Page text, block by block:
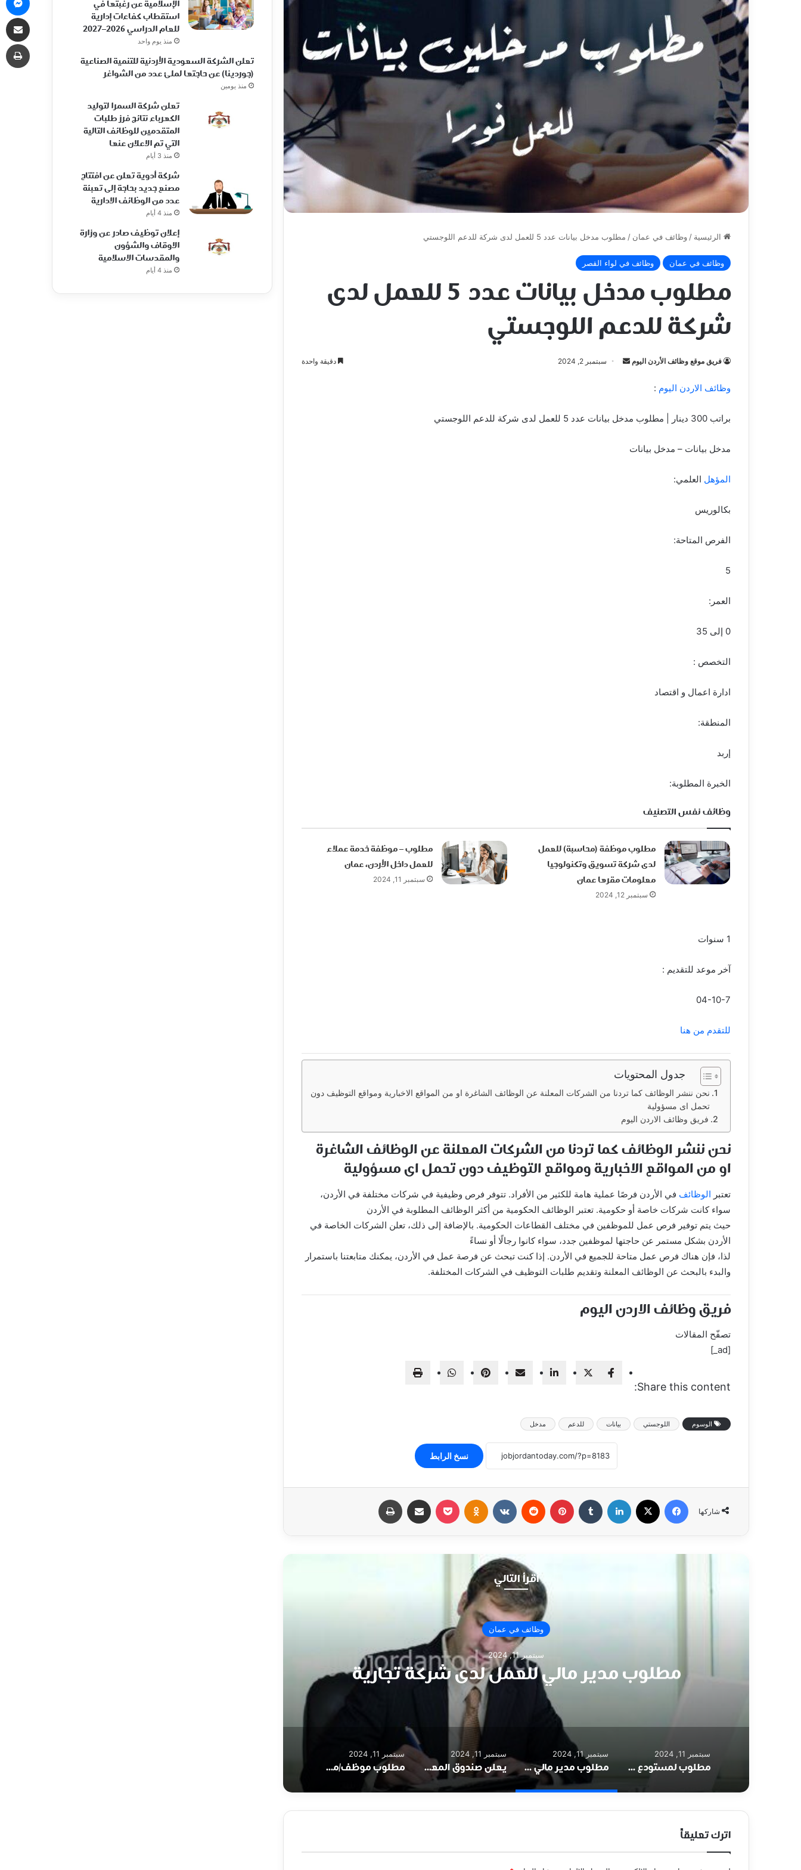
الرئيسية / وظائف في عمان / مطلوب مدخل بيانات عدد 5 للعمل لدى شركة للدعم اللوجستي
وظائف في عمان وظائف في لواء القصر
مطلوب مدخل بيانات عدد 5 للعمل لدى
شركة للدعم اللوجستي
فريق موقع وظائف الأردن اليوم
ب
سبتمبر 2, 2024 دقيقة واحدة
وظائف الاردن اليوم :
براتب 300 دينار | مطلوب مدخل بيانات عدد 5 للعمل لدى شركة للدعم اللوجستي
مدخل بيانات – مدخل بيانات
المؤهل العلمي:
بكالوريس
الفرص المتاحة:
5
العمر:
0 إلى 35
التخصص :
ادارة اعمال و اقتصاد
المنطقة:
إربد
الخبرة المطلوبة:
وظائف نفس التصنيف
مطلوب موظفة (محاسبة) للعمل
لدى شركة تسويق وتكنولوجيا
معلومات مقرها عمان
سبتمبر 12, 2024
مطلوب – موظفة خدمة عملاء
للعمل داخل الأردن، عمان
سبتمبر 11, 2024
1 سنوات
آخر موعد للتقديم :
04-10-7
للتقدم من هنا
جدول المحتويات
نحن ننشر الوظائف كما تردنا من الشركات المعلنة عن الوظائف الشاغرة او من المواقع الاخبارية ومواقع التوظيف دون
تحمل اى مسؤولية
فريق وظائف الاردن اليوم
نحن ننشر الوظائف كما تردنا من الشركات المعلنة عن الوظائف الشاغرة
او من المواقع الاخبارية ومواقع التوظيف دون تحمل اى مسؤولية
تعتبر الوظائف في الأردن فرصًا عملية هامة للكثير من الأفراد. تتوفر فرص وظيفية في شركات مختلفة في الأردن،
سواء كانت شركات خاصة أو حكومية. تعتبر الوظائف الحكومية من أكثر الوظائف المطلوبة في الأردن
حيث يتم توفير فرص عمل للموظفين في مختلف القطاعات الحكومية. بالإضافة إلى ذلك، تعلن الشركات الخاصة في
الأردن بشكل مستمر عن حاجتها لموظفين جدد، سواء كانوا رجالًا أو نساءً
لذا، فإن هناك فرص عمل متاحة للجميع في الأردن. إذا كنت تبحث عن فرصة عمل في الأردن، يمكنك متابعتنا باستمرار
والبدء بالبحث عن الوظائف المعلنة وتقديم طلبات التوظيف في الشركات المختلفة.
فريق وظائف الاردن اليوم
تصفّح المقالات
[ad_]
Share this content:
الوسوم اللوجستي بيانات للدعم مدخل
نسخ الرابط
شاركها
أقرأ التالي
وظائف في عمان
سبتمبر 11, 2024
مطلوب مدير مالي للعمل لدى شركة تجارية
سبتمبر 11, 2024
مطلوب لمستودع ادوية/ عمان – طبربور موظف/ ة موارد بشرية
سبتمبر 11, 2024
مطلوب مدير مالي للعمل لدى شركة تجارية
سبتمبر 11, 2024
يعلن صندوق المعونة الوطنية عن حاجته لتعبئة وظائف شاغرة
سبتمبر 11, 2024
مطلوب موظف/موظفة استقبال
اترك تعليقاً
الإسلامية عن رغبتها في
استقطاب كفاءات إدارية
للعام الدراسي 2026–2027
منذ يوم واحد
تعلن الشركة السعودية الأردنية للتنمية الصناعية
(جوردينا) عن حاجتها لملئ عدد من الشواغر
منذ يومين
تعلن شركة السمرا لتوليد
الكهرباء نتائج فرز طلبات
المتقدمين للوظائف التالية
التي تم الاعلان عنها
منذ 3 أيام
شركة أدوية تعلن عن افتتاح
مصنع جديد بحاجة إلى تعبئة
عدد من الوظائف الادارية
منذ 4 أيام
إعلان توظيف صادر عن وزارة
الاوقاف والشؤون
والمقدسات الاسلامية
منذ 4 أيام